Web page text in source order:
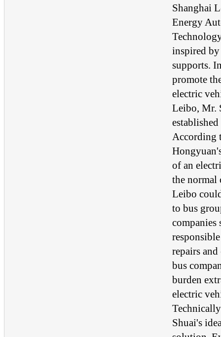
Shanghai
Energy
inspired
supports.
promote
electric
Leibo, Mr.
According
of an
the normal
Leibo
to bus
companies
repairs
bus
burden
electric
Shuai's